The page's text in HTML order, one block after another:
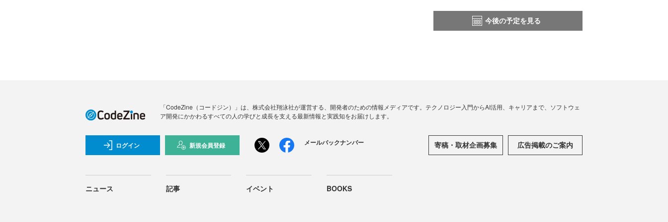
今後の予定を見る
「CodeZine（コードジン）」は、株式会社翔泳社が運営する、開発者のための情報メディアです。テクノロジー入門からAI活用、キャリアまで、ソフトウェ
ア開発にかかわるすべての人の学びと成長を支える最新情報と実践知をお届けします。
ログイン 新規会員登録 メールバックナンバー 寄稿・取材企画募集 広告掲載のご案内
ニュース 記事 イベント BOOKS